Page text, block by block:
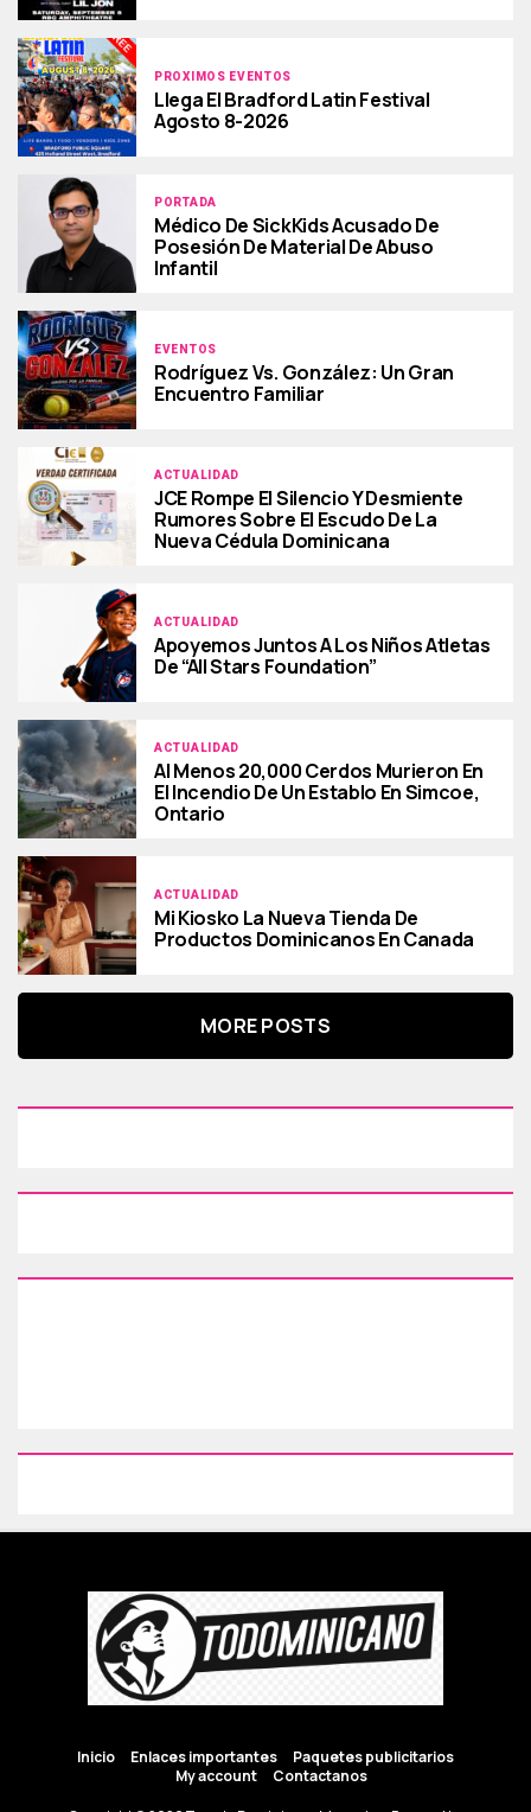
PROXIMOS EVENTOS
Llega El Bradford Latin Festival
Agosto 8-2026
PORTADA
Médico De SickKids Acusado De
Posesión De Material De Abuso
Infantil
EVENTOS
Rodríguez Vs. González: Un Gran
Encuentro Familiar
ACTUALIDAD
JCE Rompe El Silencio Y Desmiente
Rumores Sobre El Escudo De La
Nueva Cédula Dominicana
ACTUALIDAD
Apoyemos Juntos A Los Niños Atletas
De “All Stars Foundation”
ACTUALIDAD
Al Menos 20,000 Cerdos Murieron En
El Incendio De Un Establo En Simcoe,
Ontario
ACTUALIDAD
Mi Kiosko La Nueva Tienda De
Productos Dominicanos En Canada
MORE POSTS
Inicio Enlaces importantes
Paquetes publicitarios
My account
Contactanos